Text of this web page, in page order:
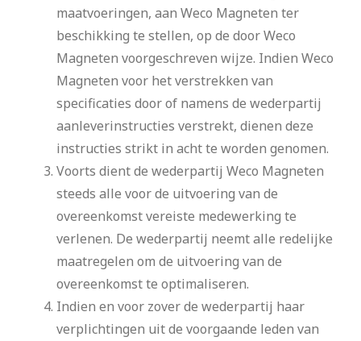
maatvoeringen, aan Weco Magneten ter
beschikking te stellen, op de door Weco
Magneten voorgeschreven wijze. Indien Weco
Magneten voor het verstrekken van
specificaties door of namens de wederpartij
aanleverinstructies verstrekt, dienen deze
instructies strikt in acht te worden genomen.
Voorts dient de wederpartij Weco Magneten
steeds alle voor de uitvoering van de
overeenkomst vereiste medewerking te
verlenen. De wederpartij neemt alle redelijke
maatregelen om de uitvoering van de
overeenkomst te optimaliseren.
Indien en voor zover de wederpartij haar
verplichtingen uit de voorgaande leden van